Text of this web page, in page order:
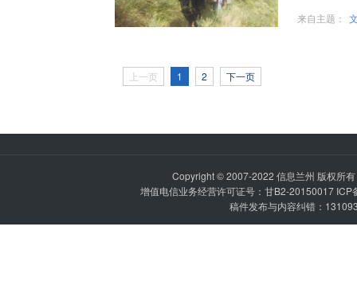
来自主题：
上一页 1 2 下一页
Copyright © 2007-2022 信息兰州 版权所
增值电信业务经营许可证号：甘B2-20150017 ICP
稿件发布与内容纠错：